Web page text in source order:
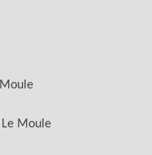
Moule